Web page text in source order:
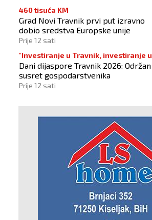
460 tisuća KM
Grad Novi Travnik prvi put izravno
dobio sredstva Europske unije
Prije 12 sati
"Investiranje u Travnik, investiranje u
budućnost"
Dani dijaspore Travnik 2026: Održan
susret gospodarstvenika
Prije 12 sati